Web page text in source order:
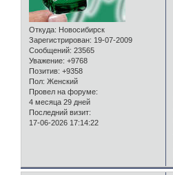
Откуда: Новосибирск
Зарегистрирован: 19-07-2009
Сообщений: 23565
Уважение: +9768
Позитив: +9358
Пол: Женский
Провел на форуме:
4 месяца 29 дней
Последний визит:
17-06-2026 17:14:22